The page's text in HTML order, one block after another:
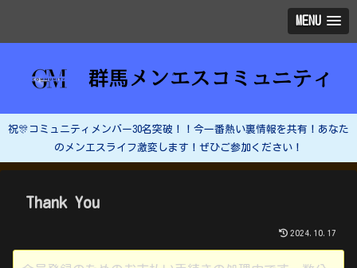
MENU
祝🎊コミュニティメンバー30名突破！！今一番熱い裏情報を共有！あなた
のメンエスライフ激変します！ぜひご参加ください！
Thank You
2024.10.17